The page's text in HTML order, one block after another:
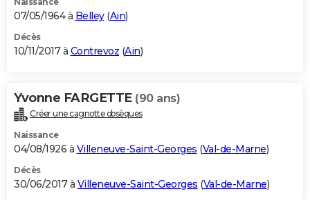
07/05/1964 à Belley(Ain)
Décès
10/11/2017 à Contrevoz (Ain)
Yvonne FARGETTE (90 ans)
Créer une cagnotte obsèques
Naissance
04/08/1926 à Villeneuve-Saint-Georges (Val-de-Marne)
Décès
30/06/2017 à Villeneuve-Saint-Georges (Val-de-Marne)